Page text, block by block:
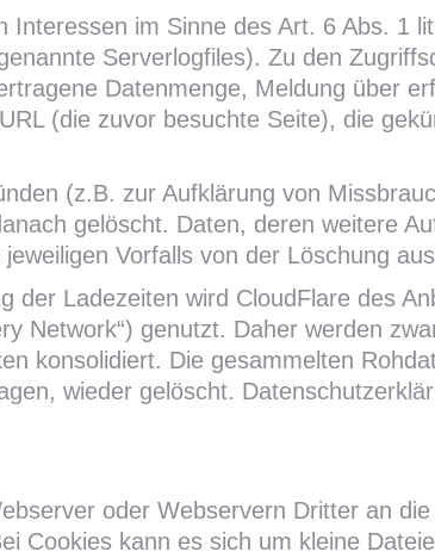
im Sinne des Art. 6 Abs. 1
Serverlogfiles). Zu den
Datenmenge, Meldung über
(die zuvor besuchte Seite), die
(z.B. zur Aufklärung von
gelöscht. Daten, deren weitere
Vorfalls von der Löschung
der Ladezeiten wird CloudFlare des
Network“) genutzt. Daher werden
konsolidiert. Die gesammelten
wieder gelöscht.
oder Webservern Dritter an
Cookies kann es sich um kleine